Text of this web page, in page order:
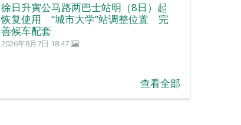
徐日升寅公马路两巴士站明（8日）起
恢复使用 “城市大学”站调整位置 完
善候车配套
2026年8月7日 18:47
查看全部